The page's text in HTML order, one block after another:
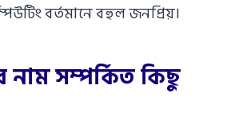
বর্তমানে বহুল জনপ্রিয়।
নাম সম্পর্কিত কিছু